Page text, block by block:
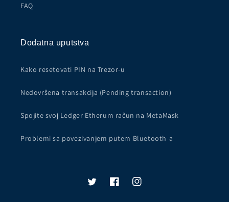
FAQ
Dodatna uputstva
Kako resetovati PIN na Trezor-u
Nedovršena transakcija (Pending transaction)
Spojite svoj Ledger Etherum račun na MetaMask
Problemi sa povezivanjem putem Bluetooth-a
TwitterFacebookInstagram